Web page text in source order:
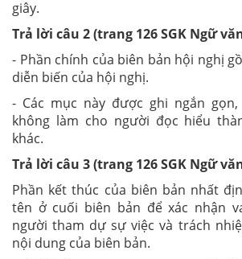
giây.
Trả lời câu 2 (trang 126 SGK Ngữ
- Phần chính của biên bản hội nghị
diễn biến của hội nghị.
- Các mục này được ghi ngắn
không làm cho người đọc hiểu
khác.
Trả lời câu 3 (trang 126 SGK Ngữ
Phần kết thúc của biên bản nhất
tên ở cuối biên bản để xác nhận
người tham dự sự việc và trách
nội dung của biên bản.